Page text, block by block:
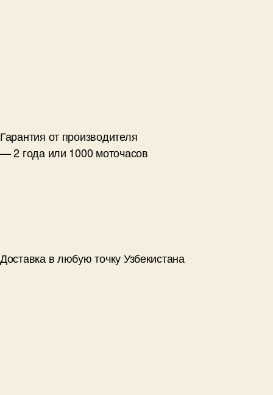
Гарантия от производителя
— 2 года или 1000 моточасов
Доставка в любую точку Узбекистана